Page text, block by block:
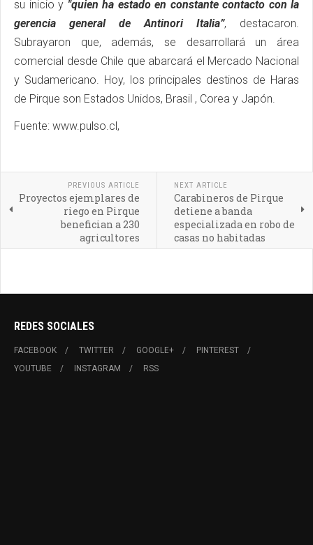
su inicio y "quien ha estado en constante contacto con la
gerencia general de Antinori Italia”, destacaron.
Subrayaron que, además, se desarrollará un área
comercial desde Chile que abarcará el Mercado Nacional
y Sudamericano. Hoy, los principales destinos de Haras
de Pirque son Estados Unidos, Brasil , Corea y Japón.
Fuente: www.pulso.cl,
PREVIOUS ARTICLE
Proyectos ejemplares de
riego en Pirque
benefician a 230
agricultores
NEXT ARTICLE
Carabineros de Pirque
detiene a banda
especializada en robo de
casas no habitadas
REDES SOCIALES
FACEBOOK TWITTER GOOGLE+
PINTEREST
YOUTUBE
INSTAGRAM RSS